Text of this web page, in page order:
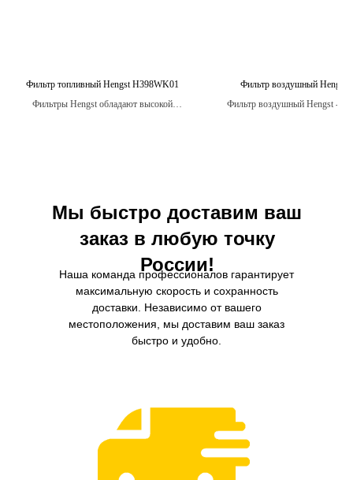
Фильтр топливный Hengst H398WK01
Фильтры Hengst обладают высокой
Фильтр воздушный Hengst
Фильтр воздушный Hengst -
Мы быстро доставим ваш
заказ в любую точку
России!
Наша команда профессионалов гарантирует
максимальную скорость и сохранность
доставки. Независимо от вашего
местоположения, мы доставим ваш заказ
быстро и удобно.